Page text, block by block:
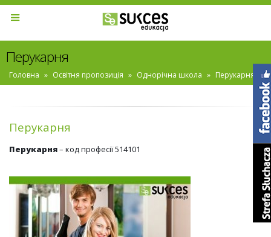
Перукарня
Головна » Освітня пропозиція » Однорічна школа » Перукарня
Перукарня
Перукарня– код професії 514101